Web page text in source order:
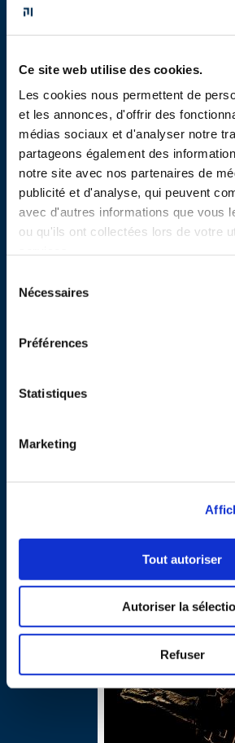
Ce site web utilise des cookies.
Les cookies nous permettent de
et les annonces, d'offrir des
médias sociaux et d'analyser notre
partageons également des
notre site avec nos partenaires de
publicité et d'analyse, qui peuvent
avec d'autres informations que vous
ou qu'ils ont collectées lors de votre
Nécessaires
Préférences
Statistiques
Marketing
Tout autoriser
Autoriser la
Refuser
continue, attentive au
FAMILLE
Garante des valeurs
projet pédagogique